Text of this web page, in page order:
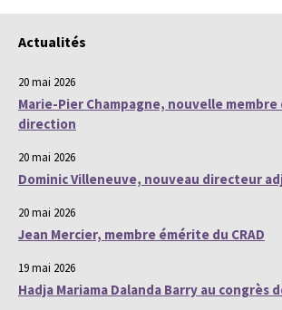
Actualités
20 mai 2026
Marie-Pier Champagne, nouvelle membre
direction
20 mai 2026
Dominic Villeneuve, nouveau directeur
20 mai 2026
Jean Mercier, membre émérite du CRAD
19 mai 2026
Hadja Mariama Dalanda Barry au congrès